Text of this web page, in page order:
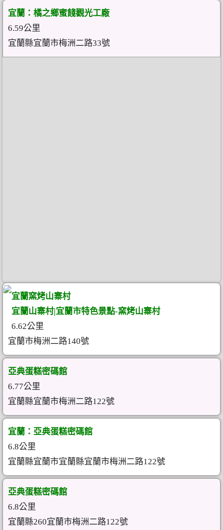
宜蘭：橘之鄉蜜餞觀光工廠
6.59公里
宜蘭縣宜蘭市梅洲二路33號
宜蘭窯烤山寨村
宜蘭山寨村|宜蘭市特色景點-窯烤山寨村
6.62公里
宜蘭市梅洲二路140號
亞典蛋糕密碼館
6.77公里
宜蘭縣宜蘭市梅洲二路122號
宜蘭：亞典蛋糕密碼館
6.8公里
宜蘭縣宜蘭市宜蘭縣宜蘭市梅洲二路122號
亞典蛋糕密碼館
6.8公里
宜蘭縣260宜蘭市梅洲二路122號